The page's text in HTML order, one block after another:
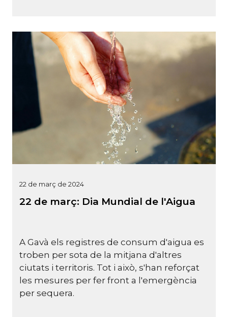
22 de març de 2024
22 de març: Dia Mundial de l'Aigua
A Gavà els registres de consum d'aigua es
troben per sota de la mitjana d'altres
ciutats i territoris. Tot i això, s'han reforçat
les mesures per fer front a l'emergència
per sequera.